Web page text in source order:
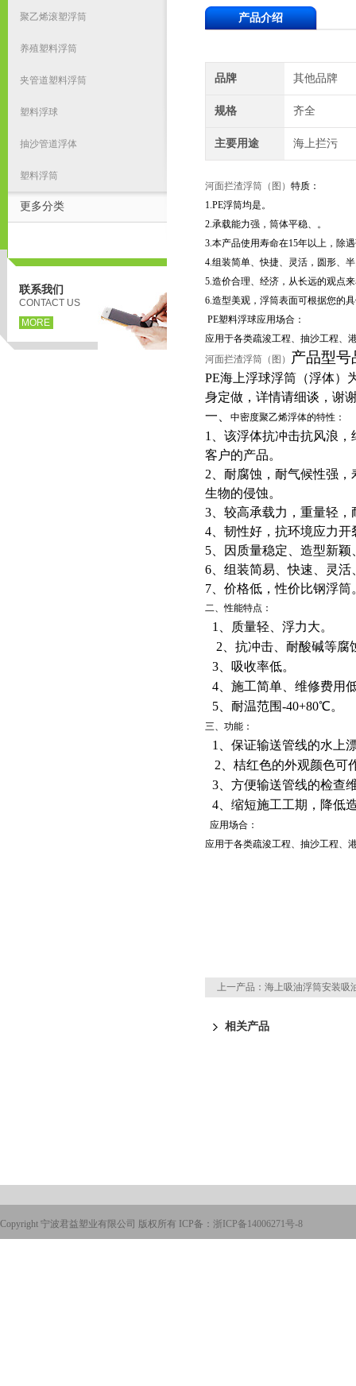
聚乙烯滚塑浮筒
养殖塑料浮筒
夹管道塑料浮筒
塑料浮球
抽沙管道浮体
塑料浮筒
更多分类
联系我们
CONTACT US
MORE
产品介绍
品牌 其他品牌
规格 齐全
主要用途 海上拦污
河面拦渣浮筒（图） 特质：
1.PE浮筒均是。
2.承载能力强，筒体平稳、 。
3.本产品使用寿命在15年以上，除
4.组装简单、快捷、灵活，圆形、
5.造价合理、经济，从长远的观点
6.造型美观，浮筒表面可根据您的
PE塑料浮球应用场合：
应用于各类疏浚工程、抽沙工程、
河面拦渣浮筒（图） 产品型号
PE海上浮球浮筒（浮体）
身定做，详情请细谈，谢
一、
中密度聚乙烯浮体的特性：
1、该浮体抗冲击抗风浪
客户的产品。
2、耐腐蚀，耐气候性强，
生物的侵蚀。
3、 较高承载力，重量轻
4、韧性好，抗环境应力
5、因质量稳定、造型新
6、组装简易、快速、灵活
7、价格低，性价比钢浮筒
二、性能特点：
1、质量轻、浮力大。
2、抗冲击、耐酸碱等腐
3、吸收率低。
4、施工简单、维修费用
5、耐温范围-40+80℃。
三、功能：
1、保证输送管线的水上
2、桔红色的外观颜色可
3、方便输送管线的检查
4、缩短施工工期，降低
应用场合：
应用于各类疏浚工程、抽沙工程、
上一产品： 海上吸油浮筒安装吸
相关产品
Copyright 宁波君益塑业有限公司 版权所有 ICP备： 浙ICP备14006271号-8